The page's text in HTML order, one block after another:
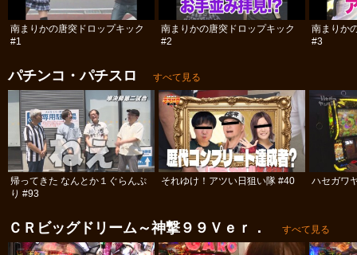
南まりかの唐突ドロップキック
#1
南まりかの唐突ドロップキック
#2
南まりか
#3
パチンコ・パチスロ すべて見る
帰ってきた なんとか１ぐらんぷ
り #93
それゆけ！アツい日狙い隊 #40 ハセガワ
ＣＲビッグドリーム～神撃９９Ｖｅｒ． すべて見る